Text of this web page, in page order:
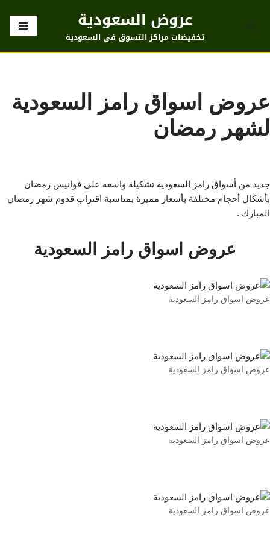
تخطى
عروض السعودية
تخفيضات مراكز التسوق في السعودية
عروض اسواق رامز السعودية
لشهر رمضان
جديد من أسواق رامز السعودية تشكيلة واسعه على فوانيس رمضان
بأشكال أحجام مختلفة بأسعار مميزة بمناسبة اقتراب قدوم شهر رمضان
المبارك .
عروض اسواق رامز السعودية
عروض اسواق رامز السعودية
عروض اسواق رامز السعودية
عروض اسواق رامز السعودية
عروض اسواق رامز السعودية